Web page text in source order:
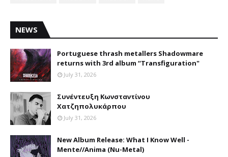
NEWS
Portuguese thrash metallers Shadowmare
returns with 3rd album “Transfiguration"
July 31, 2026
Συνέντευξη Κωνσταντίνου
Χατζηπολυκάρπου
July 31, 2026
New Album Release: What I Know Well -
Mente//Anima (Nu-Metal)